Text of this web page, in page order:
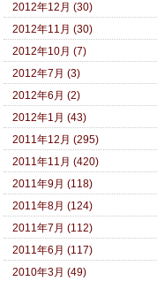
2012年12月 (30)
2012年11月 (30)
2012年10月 (7)
2012年7月 (3)
2012年6月 (2)
2012年1月 (43)
2011年12月 (295)
2011年11月 (420)
2011年9月 (118)
2011年8月 (124)
2011年7月 (112)
2011年6月 (117)
2010年3月 (49)